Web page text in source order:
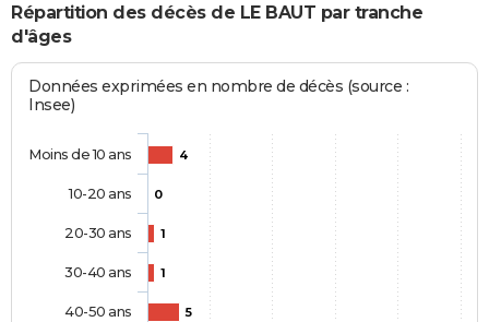
Répartition des décès de LE BAUT par tranche
d'âges
Données exprimées en nombre de décès (source :
Insee)
4
0
1
1
5
Moins de 10 ans
10-20 ans
20-30 ans
30-40 ans
40-50 ans